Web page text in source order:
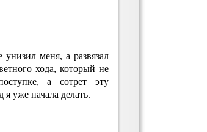
меня, а развязал
хода, который не
а сотрет эту
уже начала делать.